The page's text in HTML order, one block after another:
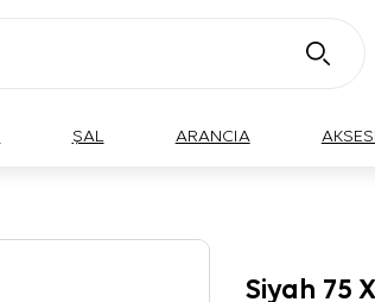
ŞAL ARANCIA
Siyah 75